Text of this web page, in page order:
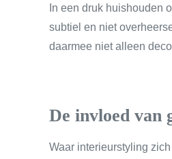
In een druk huishouden
subtiel en niet
daarmee niet alleen
De invloed van
Waar interieurstyling